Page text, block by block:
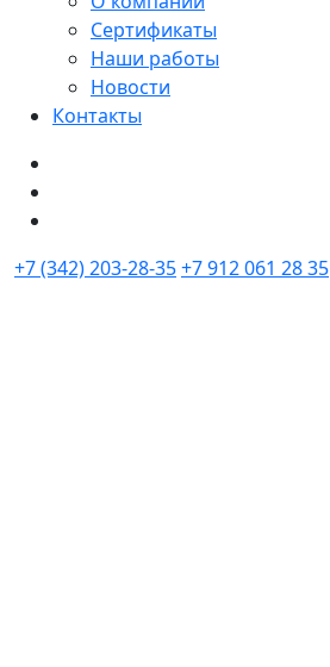
Сертификаты
Наши работы
Новости
Контакты
+7 (342) 203-28-35+7 912 061 28 35